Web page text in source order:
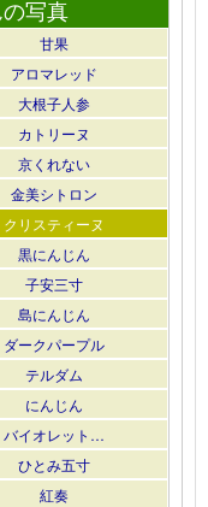
写真
甘果
アロマレッド
大根子人参
カトリーヌ
京くれない
金美シトロン
クリスティーヌ
黒にんじん
子安三寸
島にんじん
ダークパープル
テルダム
にんじん
バイオレット…
ひとみ五寸
紅奏